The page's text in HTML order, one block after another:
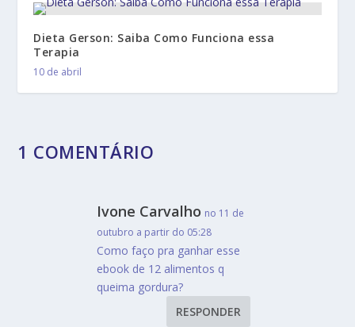
Dieta Gerson: Saiba Como Funciona essa
Terapia
10 de abril
1 COMENTÁRIO
Ivone Carvalho no 11 de
outubro a partir do 05:28
Como faço pra ganhar esse
ebook de 12 alimentos q
queima gordura?
RESPONDER